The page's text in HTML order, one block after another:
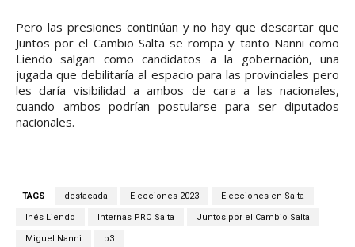
Pero las presiones continúan y no hay que descartar que
Juntos por el Cambio Salta se rompa y tanto Nanni como
Liendo salgan como candidatos a la gobernación, una
jugada que debilitaría al espacio para las provinciales pero
les daría visibilidad a ambos de cara a las nacionales,
cuando ambos podrían postularse para ser diputados
nacionales.
TAGS destacada Elecciones 2023 Elecciones en Salta
Inés Liendo Internas PRO Salta Juntos por el Cambio Salta
Miguel Nanni p3